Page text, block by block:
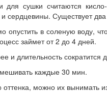
сушки считаются
сердцевины. Существует
опустить в соленую воду,
займет от 2 до 4 дней.
и длительность сократится
каждые 30 мин.
оттенка, можно их